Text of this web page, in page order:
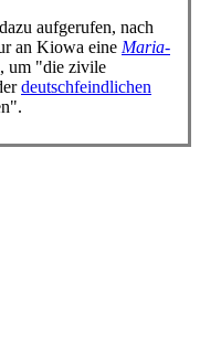
aufgerufen, nach
an Kiowa eine Maria-
um "die zivile
deutsch­feindlichen